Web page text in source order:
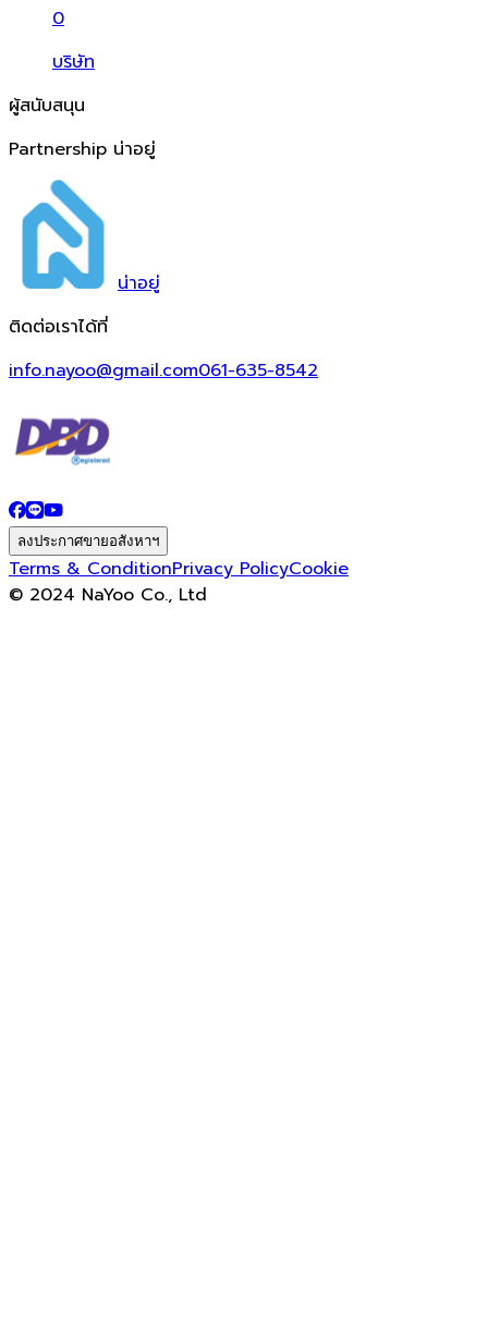
0
บริษัท
ผู้สนับสนุน
Partnership น่าอยู่
น่าอยู่
ติดต่อเราได้ที่
info.nayoo@gmail.com061-635-8542
ลงประกาศขายอสังหาฯ
Terms & ConditionPrivacy PolicyCookie
© 2024 NaYoo Co., Ltd